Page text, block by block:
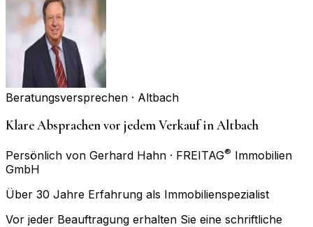
Beratungsversprechen · Altbach
Klare Absprachen vor jedem Verkauf in Altbach
Persönlich von Gerhard Hahn · FREITAG® Immobilien
GmbH
Über 30 Jahre Erfahrung als Immobilienspezialist
Vor jeder Beauftragung erhalten Sie eine schriftliche